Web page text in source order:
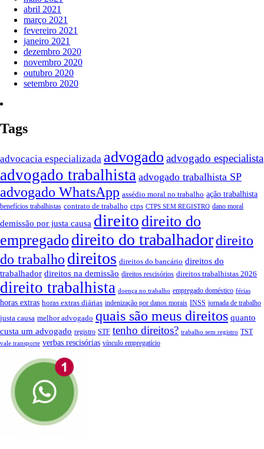
abril 2021
março 2021
fevereiro 2021
janeiro 2021
dezembro 2020
novembro 2020
outubro 2020
setembro 2020
Tags
advocacia especializada advogado advogado especialista
advogado trabalhista advogado trabalhista SP
advogado WhatsApp assédio moral no trabalho ação trabalhista
benefícios trabalhistas contrato de trabalho ctps CTPS SEM REGISTRO dano moral
demissão por justa causa direito direito do
empregado direito do trabalhadordireito
do trabalho direitos direitos do bancário direitos do
trabalhador direitos na demissão direitos rescisórios direitos trabalhistas 2026
direito trabalhista doença no trabalho empregado doméstico férias
horas extras horas extras diárias indenização por danos morais INSS jornada de trabalho
justa causa melhor advogado quais são meus direitos quanto
custa um advogado registro STF tenho direitos? trabalho sem registro TST
vale transporte verbas rescisórias vínculo empregatício